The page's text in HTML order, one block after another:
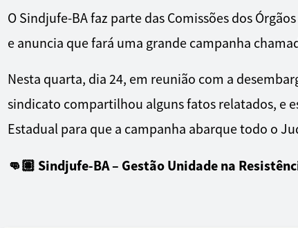
O Sindjufe-BA faz parte das Comissões dos
e anuncia que fará uma grande campanha
Nesta quarta, dia 24, em reunião com a
sindicato compartilhou alguns fatos relatados, e
Estadual para que a campanha abarque todo o
👊🏽 Sindjufe-BA – Gestão Unidade na